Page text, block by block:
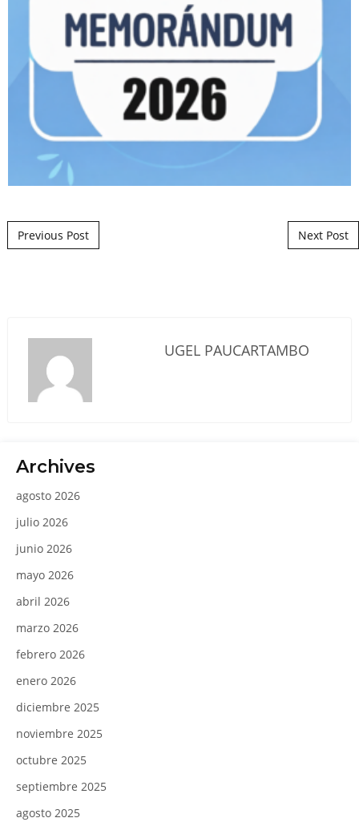
Post navigation
Previous Post Next Post
UGEL PAUCARTAMBO
Archives
agosto 2026
julio 2026
junio 2026
mayo 2026
abril 2026
marzo 2026
febrero 2026
enero 2026
diciembre 2025
noviembre 2025
octubre 2025
septiembre 2025
agosto 2025